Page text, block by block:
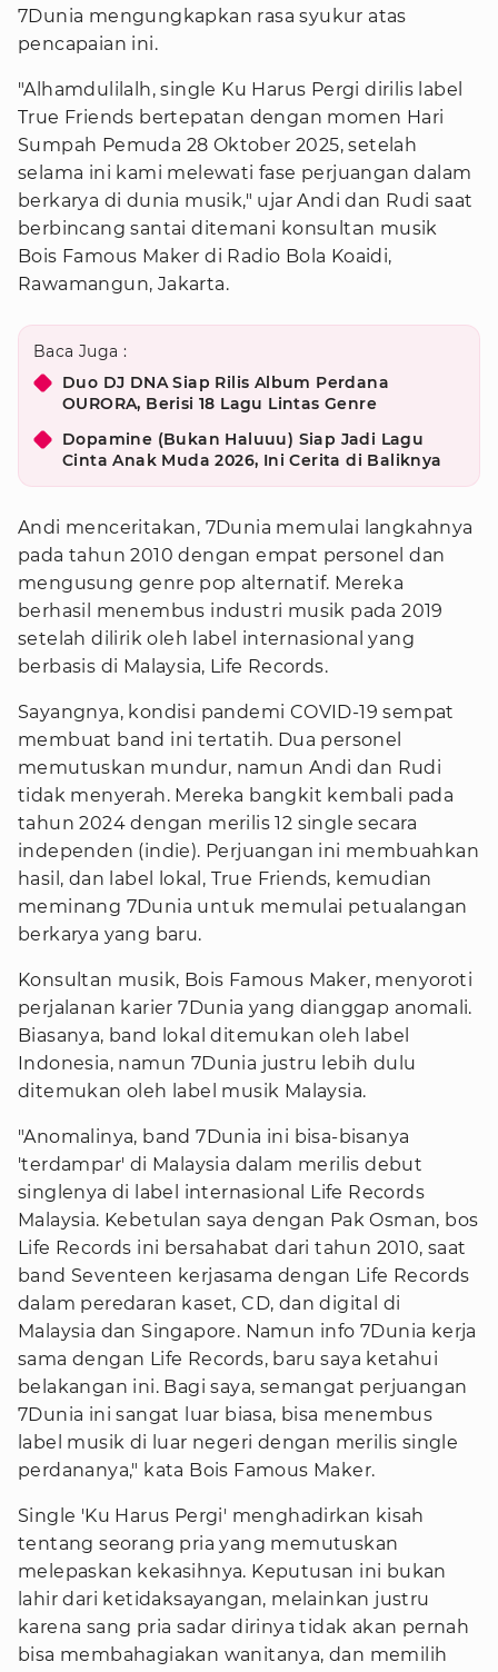
7Dunia mengungkapkan rasa syukur atas
pencapaian ini.
"Alhamdulilalh, single Ku Harus Pergi dirilis label
True Friends bertepatan dengan momen Hari
Sumpah Pemuda 28 Oktober 2025, setelah
selama ini kami melewati fase perjuangan dalam
berkarya di dunia musik," ujar Andi dan Rudi saat
berbincang santai ditemani konsultan musik
Bois Famous Maker di Radio Bola Koaidi,
Rawamangun, Jakarta.
Baca Juga :
Duo DJ DNA Siap Rilis Album Perdana
OURORA, Berisi 18 Lagu Lintas Genre
Dopamine (Bukan Haluuu) Siap Jadi Lagu
Cinta Anak Muda 2026, Ini Cerita di Baliknya
Andi menceritakan, 7Dunia memulai langkahnya
pada tahun 2010 dengan empat personel dan
mengusung genre pop alternatif. Mereka
berhasil menembus industri musik pada 2019
setelah dilirik oleh label internasional yang
berbasis di Malaysia, Life Records.
Sayangnya, kondisi pandemi COVID-19 sempat
membuat band ini tertatih. Dua personel
memutuskan mundur, namun Andi dan Rudi
tidak menyerah. Mereka bangkit kembali pada
tahun 2024 dengan merilis 12 single secara
independen (indie). Perjuangan ini membuahkan
hasil, dan label lokal, True Friends, kemudian
meminang 7Dunia untuk memulai petualangan
berkarya yang baru.
Konsultan musik, Bois Famous Maker, menyoroti
perjalanan karier 7Dunia yang dianggap anomali.
Biasanya, band lokal ditemukan oleh label
Indonesia, namun 7Dunia justru lebih dulu
ditemukan oleh label musik Malaysia.
"Anomalinya, band 7Dunia ini bisa-bisanya
'terdampar' di Malaysia dalam merilis debut
singlenya di label internasional Life Records
Malaysia. Kebetulan saya dengan Pak Osman, bos
Life Records ini bersahabat dari tahun 2010, saat
band Seventeen kerjasama dengan Life Records
dalam peredaran kaset, CD, dan digital di
Malaysia dan Singapore. Namun info 7Dunia kerja
sama dengan Life Records, baru saya ketahui
belakangan ini. Bagi saya, semangat perjuangan
7Dunia ini sangat luar biasa, bisa menembus
label musik di luar negeri dengan merilis single
perdananya," kata Bois Famous Maker.
Single 'Ku Harus Pergi' menghadirkan kisah
tentang seorang pria yang memutuskan
melepaskan kekasihnya. Keputusan ini bukan
lahir dari ketidaksayangan, melainkan justru
karena sang pria sadar dirinya tidak akan pernah
bisa membahagiakan wanitanya, dan memilih